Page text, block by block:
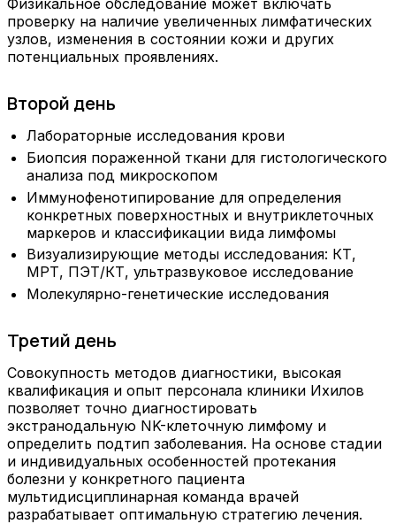
Физикальное обследование может включать
проверку на наличие увеличенных лимфатических
узлов, изменения в состоянии кожи и других
потенциальных проявлениях.
Второй день
Лабораторные исследования крови
Биопсия пораженной ткани для гистологического
анализа под микроскопом
Иммунофенотипирование для определения
конкретных поверхностных и внутриклеточных
маркеров и классификации вида лимфомы
Визуализирующие методы исследования: КТ,
МРТ, ПЭТ/КТ, ультразвуковое исследование
Молекулярно-генетические исследования
Третий день
Совокупность методов диагностики, высокая
квалификация и опыт персонала клиники Ихилов
позволяет точно диагностировать
экстранодальную NK-клеточную лимфому и
определить подтип заболевания. На основе стадии
и индивидуальных особенностей протекания
болезни у конкретного пациента
мультидисциплинарная команда врачей
разрабатывает оптимальную стратегию лечения.